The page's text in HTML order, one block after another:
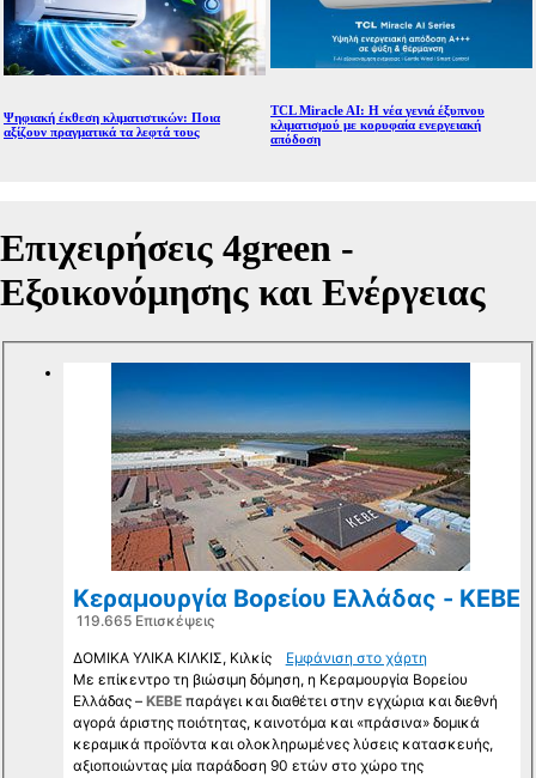
Ψηφιακή έκθεση κλιματιστικών: Ποια
αξίζουν πραγματικά τα λεφτά τους
TCL Miracle AI: Η νέα γενιά έξυπνου
κλιματισμού με κορυφαία ενεργειακή
απόδοση